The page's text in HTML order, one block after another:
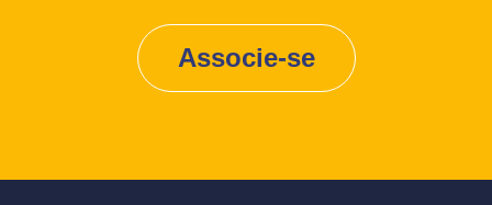
Associe-se